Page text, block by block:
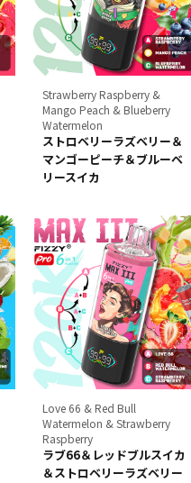
Strawberry Raspberry &
Mango Peach & Blueberry
Watermelon
ストロベリーラズベリー＆
マンゴーピーチ＆ブルーベ
リースイカ
Love 66 & Red Bull
Watermelon & Strawberry
Raspberry
ラブ66＆レッドブルスイカ
＆ストロベリーラズベリー